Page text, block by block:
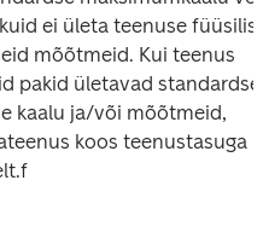
ei ületa teenuse füüsilisi
mõõtmeid. Kui teenus
pakid ületavad standardse
kaalu ja/või mõõtmeid,
koos teenustasuga